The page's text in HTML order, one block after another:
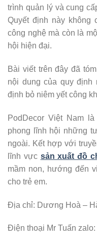
trình quản lý và cung
Quyết định này không
công nghệ mà còn là
hội hiện đại.
Bài viết trên đây đã
nội dung của quy định
định bỏ niêm yết công
PodDecor Việt Nam
phong lĩnh hội những
ngoài. Kết hợp với
lĩnh vực sản xuất đồ
mầm non, hướng đến
cho trẻ em.
Địa chỉ: Dương Hoà –
Điện thoại Mr Tuấn